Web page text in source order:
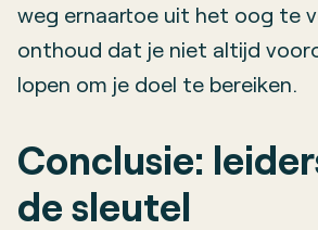
weg ernaartoe uit het oog te
onthoud dat je niet altijd
lopen om je doel te bereiken.
Conclusie:
de sleutel